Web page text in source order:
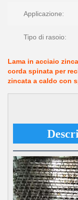
Applicazione:
Tipo di rasoio:
Lama in acciaio
corda spinata per
zincata a caldo con